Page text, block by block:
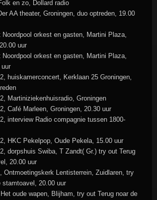
en zo, Dollard radio
AA theater, Groningen, duo optreden, 19.00
orkest en gasten, Martini Plaza,
uur
orkest en gasten, Martini Plaza,
uur
huiskamerconcert, Kerklaan 25 Groningen,
Martiniziekenhuisradio, Groningen
Café Marleen, Groningen, 20.30 uur
interview Radio compagnie tussen 1800-
HKC Pekelpop, Oude Pekela, 15.00 uur
dorpshuis Swiba, T Zandt( Gr.) try out Terug
20.00 uur
Ontmoetingskerk Lentisterrein, Zuidlaren, try
stamtoavel, 20.00 uur
oude wapen, Blijham, try out Terug noar de